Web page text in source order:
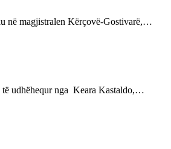
në magjistralen Kërçovë-Gostivarë,…
udhëhequr nga Keara Kastaldo,…